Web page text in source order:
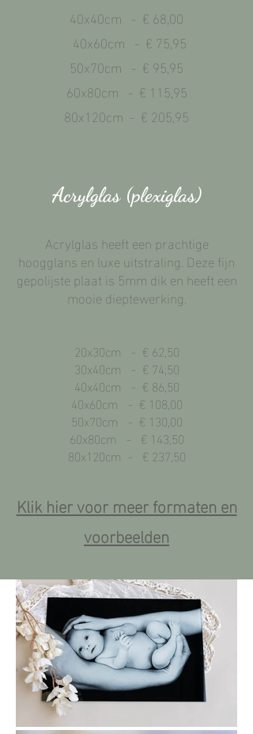
40x40cm - € 68,00
40x60cm - € 75,95
50x70cm - € 95,95
60x80cm - € 115,95
80x120cm - € 205,95
Acrylglas (plexiglas)
Acrylglas heeft een prachtige
hoogglans en luxe uitstraling. Deze fijn
gepolijste plaat is 5mm dik en heeft een
mooie dieptewerking.
20x30cm - € 62,50
30x40cm - € 74,50
40x40cm - € 86,50
40x60cm - € 108,00
50x70cm - € 130,00
60x80cm - € 143,50
80x120cm - € 237,50
Klik hier voor meer formaten en
voorbeelden